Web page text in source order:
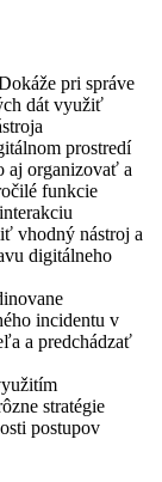
pri správe
dát využiť
prostredí
aj organizovať a
funkcie
vhodný nástroj a
digitálneho
incidentu v
a predchádzať
stratégie
postupov